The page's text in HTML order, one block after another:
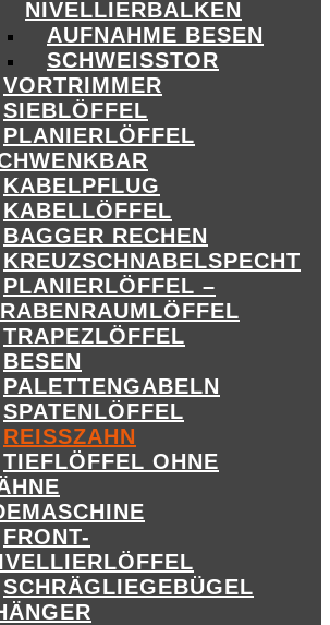
NIVELLIERBALKEN
AUFNAHME BESEN
SCHWEISSTOR
VORTRIMMER
SIEBLÖFFEL
PLANIERLÖFFEL
KABELPFLUG
KABELLÖFFEL
BAGGER RECHEN
KREUZSCHNABELSPECHT
PLANIERLÖFFEL –
TRAPEZLÖFFEL
BESEN
PALETTENGABELN
SPATENLÖFFEL
REISSZAHN
TIEFLÖFFEL OHNE
FRONT-
SCHRÄGLIEGEBÜGEL